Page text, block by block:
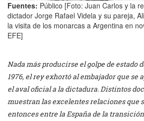
Fuentes: Público [Foto: Juan Carlos y la
dictador Jorge Rafael Videla y su pareja,
la visita de los monarcas a Argentina en
EFE]
Nada más producirse el golpe de estado
1976, el rey exhortó al embajador que se
el aval oficial a la dictadura. Distintos
muestran las excelentes relaciones que
entonces entre la España de la